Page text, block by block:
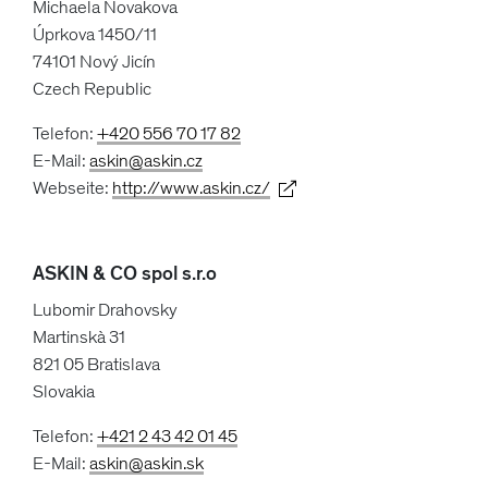
Michaela Novakova
Úprkova 1450/11
74101 Nový Jicín
Czech Republic
Telefon:+420 556 70 17 82
E-Mail:askin@askin.cz
Webseite: http://www.askin.cz/
ASKIN & CO spol s.r.o
Lubomir Drahovsky
Martinskà 31
821 05 Bratislava
Slovakia
Telefon:+421 2 43 42 01 45
E-Mail:askin@askin.sk